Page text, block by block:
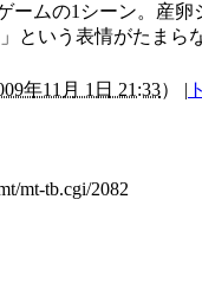
ームの1シーン。産
という表情がたまら
年11月 1日 21:33） |
mt-tb.cgi/2082